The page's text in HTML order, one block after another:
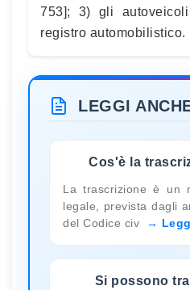
753]; 3) gli
registro automobilistico.
LEGGI
Cos'è la
La trascrizione è un
legale, prevista dagli
del Codice civ
Si possono